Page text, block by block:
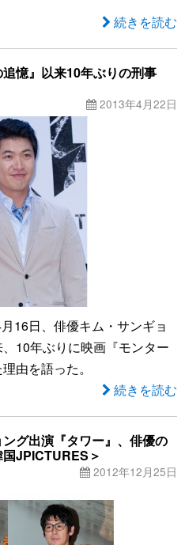
続きを読む
憶』以来10年ぶりの刑事
2013年4月22日
16日、俳優キム・サンギョ
10年ぶりに映画『モンター
由を語った。
続きを読む
グ出演『タワー』、俳優の
JPICTURES＞
2012年12月25日